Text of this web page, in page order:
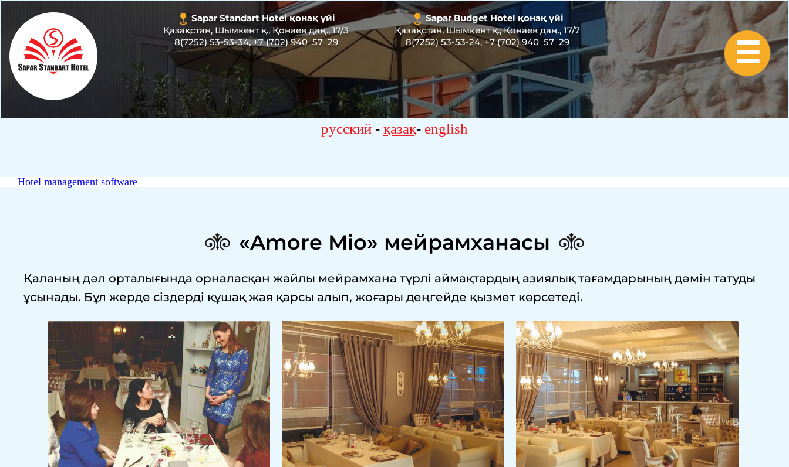
☰
Sapar Standart Hotel қонақ үйі
Қазақстан, Шымкент қ., Қонаев даң., 17/3
8(7252) 53-53-34,+7 (702) 940‒57‒29
Sapar Budget Hotel қонақ үйі
Қазақстан, Шымкент қ., Қонаев даң., 17/7
8(7252) 53-53-24,+7 (702) 940‒57‒29
русский - қазақ- english
Hotel management software
«Amore Mio» мейрамханасы
Қаланың дәл орталығында орналасқан жайлы мейрамхана түрлі аймақтардың азиялық тағамдарының дәмін татуды
ұсынады. Бұл жерде сіздерді құшақ жая қарсы алып, жоғары деңгейде қызмет көрсетеді.